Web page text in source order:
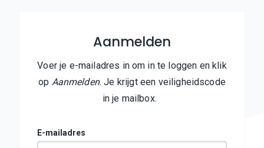
Aanmelden
Voer je e-mailadres in om in te loggen en klik
op Aanmelden. Je krijgt een veiligheidscode
in je mailbox.
E-mailadres